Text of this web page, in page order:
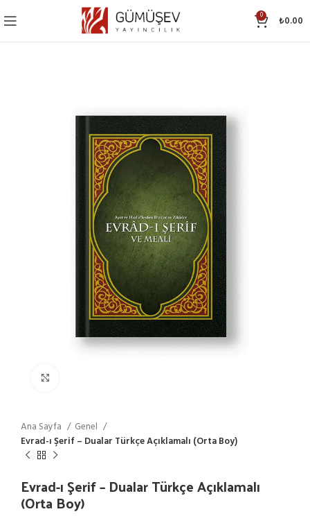
0 ₺0.00
Ana Sayfa
Genel
Evrad-ı Şerif – Dualar Türkçe Açıklamalı (Orta Boy)
Evrad-ı Şerif – Dualar Türkçe Açıklamalı
(Orta Boy)